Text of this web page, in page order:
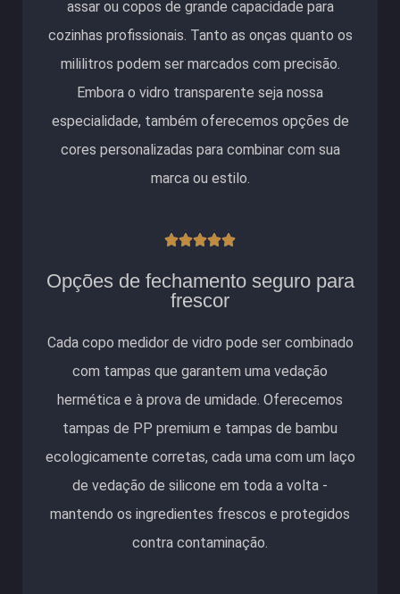
assar ou copos de grande capacidade para
cozinhas profissionais. Tanto as onças quanto os
mililitros podem ser marcados com precisão.
Embora o vidro transparente seja nossa
especialidade, também oferecemos opções de
cores personalizadas para combinar com sua
marca ou estilo.
Classificado
5
Opções de fechamento seguro para
frescor
Cada copo medidor de vidro pode ser combinado
com tampas que garantem uma vedação
hermética e à prova de umidade. Oferecemos
tampas de PP premium e tampas de bambu
ecologicamente corretas, cada uma com um laço
de vedação de silicone em toda a volta -
mantendo os ingredientes frescos e protegidos
contra contaminação.